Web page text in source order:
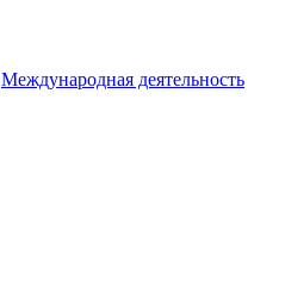
Международная деятельность